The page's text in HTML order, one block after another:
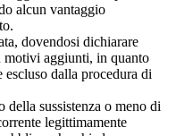
alcun vantaggio
dovendosi dichiarare
motivi aggiunti, in quanto
escluso dalla procedura di
della sussistenza o meno di
legittimamente